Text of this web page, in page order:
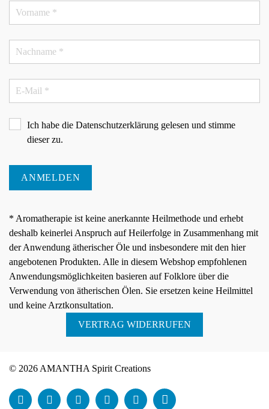
Ich habe die Datenschutzerklärung gelesen und stimme
dieser zu.
ANMELDEN
* Aromatherapie ist keine anerkannte Heilmethode und erhebt
deshalb keinerlei Anspruch auf Heilerfolge in Zusammenhang mit
der Anwendung ätherischer Öle und insbesondere mit den hier
angebotenen Produkten. Alle in diesem Webshop empfohlenen
Anwendungsmöglichkeiten basieren auf Folklore über die
Verwendung von ätherischen Ölen. Sie ersetzen keine Heilmittel
und keine Arztkonsultation.
VERTRAG WIDERRUFEN
© 2026 AMANTHA Spirit Creations